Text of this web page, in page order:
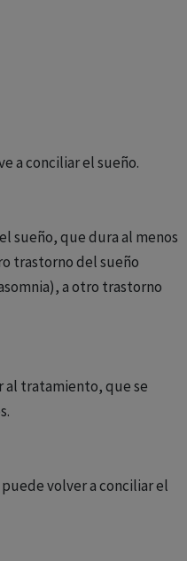
a conciliar el sueño.
sueño, que dura al menos
trastorno del sueño
a otro trastorno
al tratamiento, que se
volver a conciliar el